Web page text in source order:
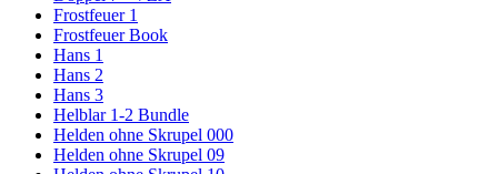
Frostfeuer 1
Frostfeuer Book
Hans 1
Hans 2
Hans 3
Helblar 1-2 Bundle
Helden ohne Skrupel 000
Helden ohne Skrupel 09